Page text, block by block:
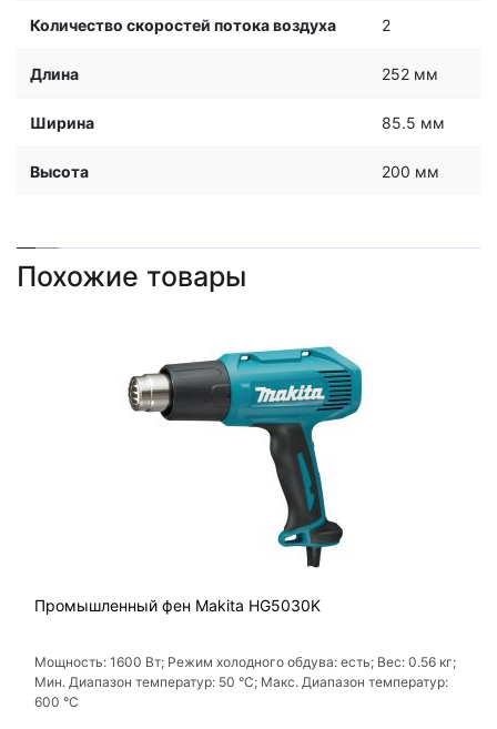
Количество скоростей потока воздуха 2
Длина 252 мм
Ширина 85.5 мм
Высота 200 мм
Похожие товары
Промышленный фен Makita HG5030K
Мощность: 1600 Вт; Режим холодного обдува: есть; Вес: 0.56 кг;
Мин. Диапазон температур: 50 °С; Макс. Диапазон температур:
600 °С